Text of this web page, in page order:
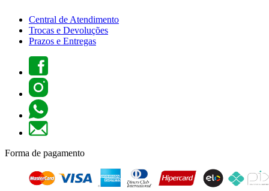
Central de Atendimento
Trocas e Devoluções
Prazos e Entregas
Forma de pagamento